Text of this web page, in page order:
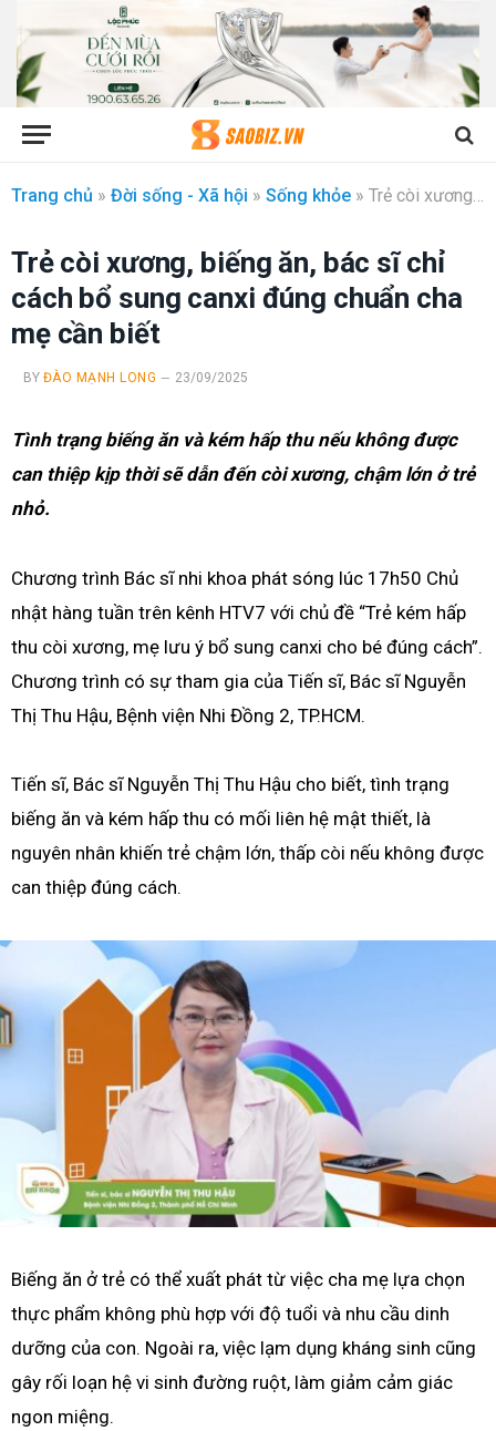
Trang chủ » Đời sống - Xã hội » Sống khỏe » Trẻ còi xương, biếng ăn, bác sĩ chỉ cách bổ sung canxi đúng chuẩn cha mẹ cần biết
Trẻ còi xương, biếng ăn, bác sĩ chỉ
cách bổ sung canxi đúng chuẩn cha
mẹ cần biết
BY ĐÀO MẠNH LONG 23/09/2025
Tình trạng biếng ăn và kém hấp thu nếu không được
can thiệp kịp thời sẽ dẫn đến còi xương, chậm lớn ở trẻ
nhỏ.
Chương trình Bác sĩ nhi khoa phát sóng lúc 17h50 Chủ
nhật hàng tuần trên kênh HTV7 với chủ đề “Trẻ kém hấp
thu còi xương, mẹ lưu ý bổ sung canxi cho bé đúng cách”.
Chương trình có sự tham gia của Tiến sĩ, Bác sĩ Nguyễn
Thị Thu Hậu, Bệnh viện Nhi Đồng 2, TP.HCM.
Tiến sĩ, Bác sĩ Nguyễn Thị Thu Hậu cho biết, tình trạng
biếng ăn và kém hấp thu có mối liên hệ mật thiết, là
nguyên nhân khiến trẻ chậm lớn, thấp còi nếu không được
can thiệp đúng cách.
Biếng ăn ở trẻ có thể xuất phát từ việc cha mẹ lựa chọn
thực phẩm không phù hợp với độ tuổi và nhu cầu dinh
dưỡng của con. Ngoài ra, việc lạm dụng kháng sinh cũng
gây rối loạn hệ vi sinh đường ruột, làm giảm cảm giác
ngon miệng.